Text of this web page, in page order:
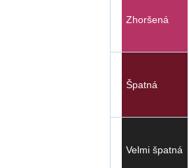
Zhoršená
Špatná
Velmi špatná